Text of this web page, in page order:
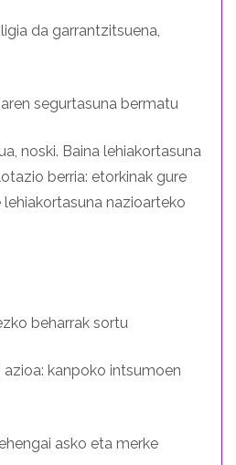
da garrantzitsuena,
segurtasuna bermatu
noski. Baina lehiakortasuna
berria: etorkinak gure
nazioarteko
beharrak sortu
azioa: kanpoko intsumoen
asko eta merke